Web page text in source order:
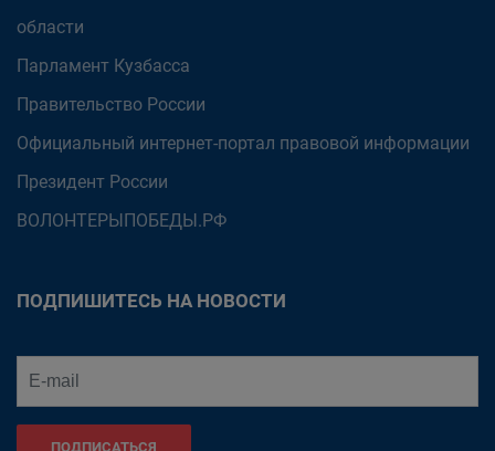
области
Парламент Кузбасса
Правительство России
Официальный интернет-портал правовой информации
Президент России
ВОЛОНТЕРЫПОБЕДЫ.РФ
ПОДПИШИТЕСЬ НА НОВОСТИ
ПОДПИСАТЬСЯ